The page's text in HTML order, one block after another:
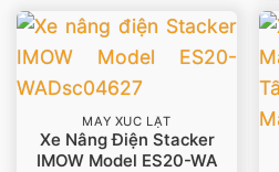
MÁY XÚC LẬT
Xe Nâng Điện Stacker
IMOW Model ES20-WA